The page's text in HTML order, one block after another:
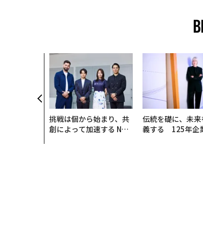
挑戦は個から始まり、共
創によって加速する NOR
伝統を礎に、未来
義する 125年企